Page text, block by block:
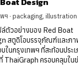
ฯ · packaging, illustration
ล์ตัวอย่างของ Red Boat
สตูดิโอบรรจุภัณฑ์และภ
ในกรุงเทพฯ ที่สะท้อนประ
ThaiGraph ครอบคลุมใน